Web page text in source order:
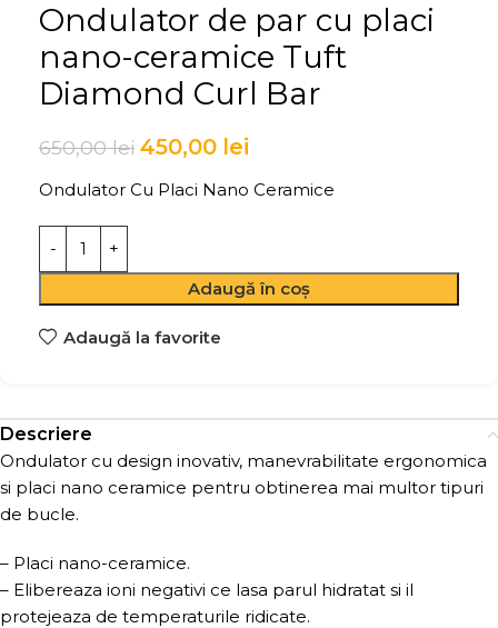
Ondulator de par cu placi
nano-ceramice Tuft
Diamond Curl Bar
650,00lei 450,00 lei
Ondulator Cu Placi Nano Ceramice
Adaugă în coș
Adaugă la favorite
Descriere
Ondulator cu design inovativ, manevrabilitate ergonomica
si placi nano ceramice pentru obtinerea mai multor tipuri
de bucle.
– Placi nano-ceramice.
– Elibereaza ioni negativi ce lasa parul hidratat si il
protejeaza de temperaturile ridicate.